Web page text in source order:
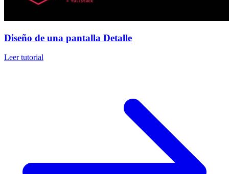
Diseño de una pantalla Detalle
Leer tutorial